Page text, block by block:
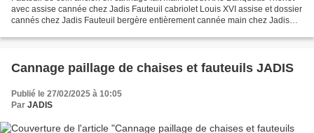
avec assise cannée chez Jadis Fauteuil cabriolet Louis XVI assise et dossier
cannés chez Jadis Fauteuil bergère entièrement cannée main chez Jadis
Cannage paillage de chaises et fauteuils JADIS
Publié le 27/02/2025 à 10:05
Par JADIS